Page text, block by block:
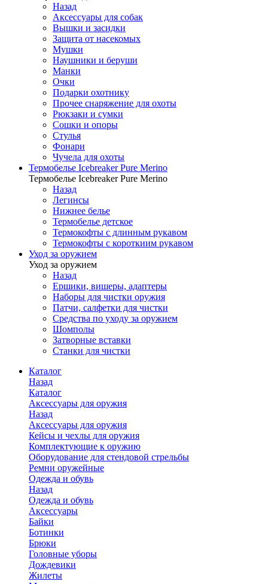
Назад
Аксессуары для собак
Вышки и засидки
Защита от насекомых
Мушки
Наушники и беруши
Манки
Очки
Подарки охотнику
Прочее снаряжение для охоты
Рюкзаки и сумки
Сошки и опоры
Стулья
Фонари
Чучела для охоты
Термобелье Icebreaker Pure Merino
Термобелье Icebreaker Pure Merino
Назад
Легинсы
Нижнее белье
Термобелье детское
Термокофты с длинным рукавом
Термокофты с короткиим рукавом
Уход за оружием
Уход за оружием
Назад
Ершики, вишеры, адаптеры
Наборы для чистки оружия
Патчи, салфетки для чистки
Средства по уходу за оружием
Шомполы
Затворные вставки
Станки для чистки
Каталог
Назад
Каталог
Аксессуары для оружия
Назад
Аксессуары для оружия
Кейсы и чехлы для оружия
Комплектующие к оружию
Оборудование для стендовой стрельбы
Ремни оружейные
Одежда и обувь
Назад
Одежда и обувь
Аксессуары
Байки
Ботинки
Брюки
Головные уборы
Дождевики
Жилеты